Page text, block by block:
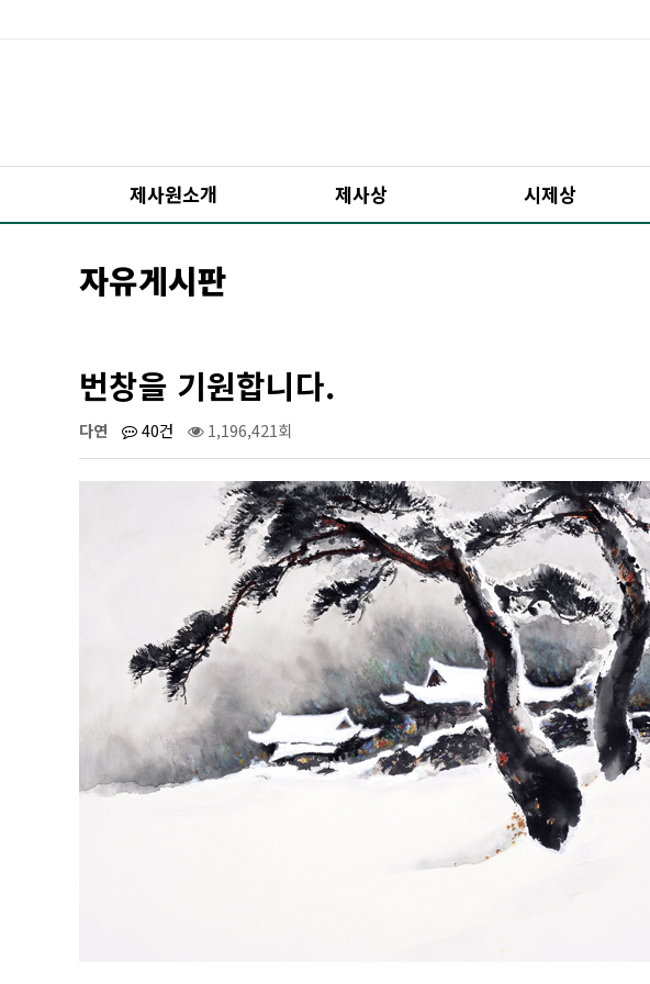
제사원소개 제사상 시제상
자유게시판
번창을 기원합니다.
다연 40건 1,196,421회